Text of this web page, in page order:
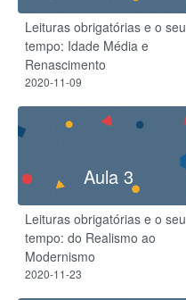
Leituras obrigatórias e o seu
tempo: Idade Média e
Renascimento
2020-11-09
Aula 3
Leituras obrigatórias e o seu
tempo: do Realismo ao
Modernismo
2020-11-23